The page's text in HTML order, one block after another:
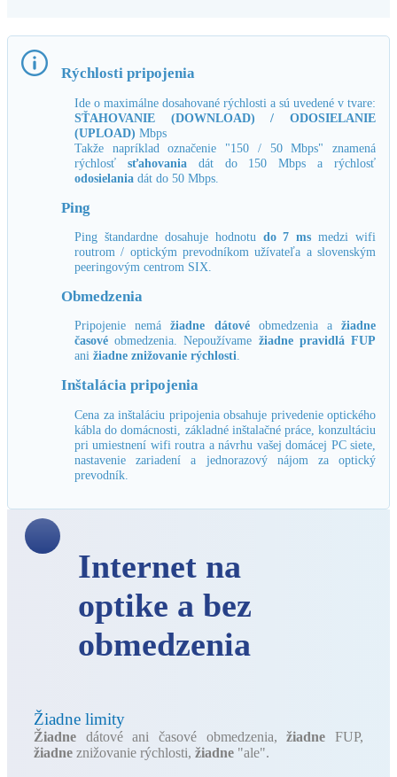
Rýchlosti pripojenia
Ide o maximálne dosahované rýchlosti a sú uvedené v tvare:
SŤAHOVANIE (DOWNLOAD) / ODOSIELANIE
(UPLOAD) Mbps
Takže napríklad označenie "150 / 50 Mbps" znamená
rýchlosť sťahovaniadát do 150 Mbps a rýchlosť
odosielania dát do 50 Mbps.
Ping
Ping štandardne dosahuje hodnotu do 7 msmedzi wifi
routrom / optickým prevodníkom užívateľa a slovenským
peeringovým centrom SIX.
Obmedzenia
Pripojenie nemážiadne dátovéobmedzenia ažiadne
časové obmedzenia. Nepoužívame žiadne pravidlá FUP
ani žiadne znižovanie rýchlosti.
Inštalácia pripojenia
Cena za inštaláciu pripojenia obsahuje privedenie optického
kábla do domácnosti, základné inštalačné práce, konzultáciu
pri umiestnení wifi routra a návrhu vašej domácej PC siete,
nastavenie zariadení a jednorazový nájom za optický
prevodník.
Internet na
optike a bez
obmedzenia
Žiadne limity
Žiadne dátové ani časové obmedzenia,žiadne FUP,
žiadne znižovanie rýchlosti, žiadne "ale".